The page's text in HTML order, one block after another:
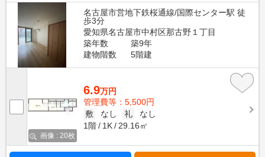
名古屋市営地下鉄桜通線/国際センター駅 徒
歩3分
愛知県名古屋市中村区那古野１丁目
築年数
築9年
建物階数
5階建
画像 : 20枚
6.9万円
管理費等：5,500円
敷
なし 礼
なし
1階
1K 29.16㎡